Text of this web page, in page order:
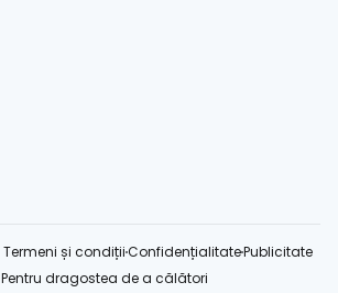
Termeni și condițiiConfidențialitatePublicitate
Pentru dragostea de a călători